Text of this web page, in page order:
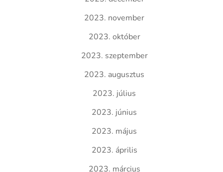
2023. november
2023. október
2023. szeptember
2023. augusztus
2023. július
2023. június
2023. május
2023. április
2023. március